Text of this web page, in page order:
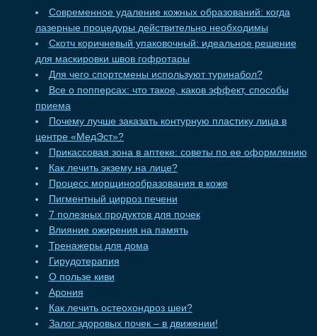
Современное удаление кожных образований: когда
лазерные процедуры действительно необходимы
Скотч коричневый упаковочный: идеальное решение
для маскировки швов гофротары
Для чего спортсмены используют туринабол?
Все о попперсах: что такое, каков эффект, способы
приема
Почему лучше заказать контурную пластику лица в
центре «МедЭст»?
Прикассовая зона в аптеке: советы по ее оформлению
Как лечить экзему на лице?
Процесс морщинообразования в коже
Пигментный цирроз печени
7 полезных продуктов для почек
Влияние ожирения на память
Тренажеры для дома
Гирудотерапия
О пользе киви
Арония
Как лечить остеохондроз шеи?
Залог здоровых почек – в движении!